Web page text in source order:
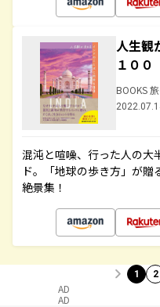
人生観
１００
BOOKS
混沌と喧噪、行った人の大
ド。「地球の歩き方」が
絶景集！
1 2
AD
AD